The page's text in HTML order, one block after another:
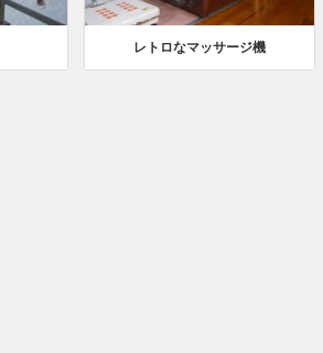
レトロなマッサージ機